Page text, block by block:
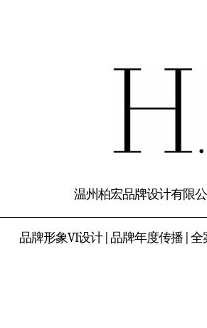
温州柏宏品牌设计有限
品牌形象VI设计 | 品牌年度传播 | 全